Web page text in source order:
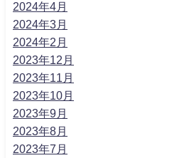
2024年4月
2024年3月
2024年2月
2023年12月
2023年11月
2023年10月
2023年9月
2023年8月
2023年7月